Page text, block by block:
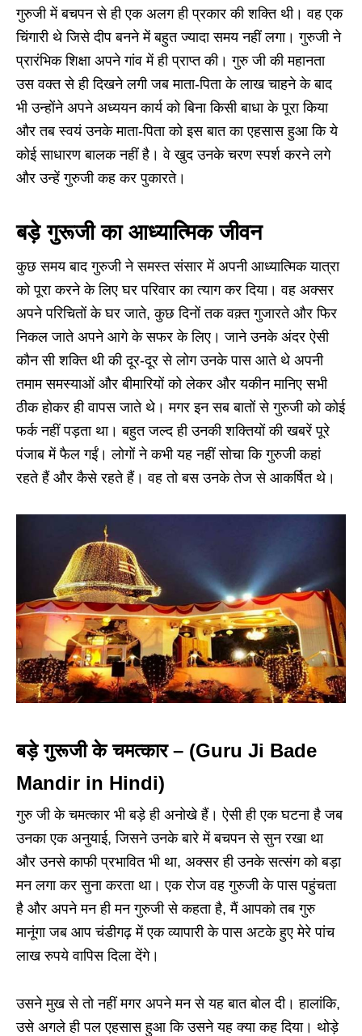
गुरुजी में बचपन से ही एक अलग ही प्रकार की शक्ति थी। वह एक
चिंगारी थे जिसे दीप बनने में बहुत ज्यादा समय नहीं लगा। गुरुजी ने
प्रारंभिक शिक्षा अपने गांव में ही प्राप्त की। गुरु जी की महानता
उस वक्त से ही दिखने लगी जब माता-पिता के लाख चाहने के बाद
भी उन्होंने अपने अध्ययन कार्य को बिना किसी बाधा के पूरा किया
और तब स्वयं उनके माता-पिता को इस बात का एहसास हुआ कि ये
कोई साधारण बालक नहीं है। वे खुद उनके चरण स्पर्श करने लगे
और उन्हें गुरुजी कह कर पुकारते।
बड़े गुरूजी का आध्यात्मिक जीवन
कुछ समय बाद गुरुजी ने समस्त संसार में अपनी आध्यात्मिक यात्रा
को पूरा करने के लिए घर परिवार का त्याग कर दिया। वह अक्सर
अपने परिचितों के घर जाते, कुछ दिनों तक वक़्त गुजारते और फिर
निकल जाते अपने आगे के सफर के लिए। जाने उनके अंदर ऐसी
कौन सी शक्ति थी की दूर-दूर से लोग उनके पास आते थे अपनी
तमाम समस्याओं और बीमारियों को लेकर और यकीन मानिए सभी
ठीक होकर ही वापस जाते थे। मगर इन सब बातों से गुरुजी को कोई
फर्क नहीं पड़ता था। बहुत जल्द ही उनकी शक्तियों की खबरें पूरे
पंजाब में फैल गईं। लोगों ने कभी यह नहीं सोचा कि गुरुजी कहां
रहते हैं और कैसे रहते हैं। वह तो बस उनके तेज से आकर्षित थे।
बड़े गुरूजी के चमत्कार – (Guru Ji Bade
Mandir in Hindi)
गुरु जी के चमत्कार भी बड़े ही अनोखे हैं। ऐसी ही एक घटना है जब
उनका एक अनुयाई, जिसने उनके बारे में बचपन से सुन रखा था
और उनसे काफी प्रभावित भी था, अक्सर ही उनके सत्संग को बड़ा
मन लगा कर सुना करता था। एक रोज वह गुरुजी के पास पहुंचता
है और अपने मन ही मन गुरुजी से कहता है, मैं आपको तब गुरु
मानूंगा जब आप चंडीगढ़ में एक व्यापारी के पास अटके हुए मेरे पांच
लाख रुपये वापिस दिला देंगे।
उसने मुख से तो नहीं मगर अपने मन से यह बात बोल दी। हालांकि,
उसे अगले ही पल एहसास हुआ कि उसने यह क्या कह दिया। थोड़े